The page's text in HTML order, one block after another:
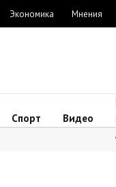
Экономика Мнения
Спорт Видео